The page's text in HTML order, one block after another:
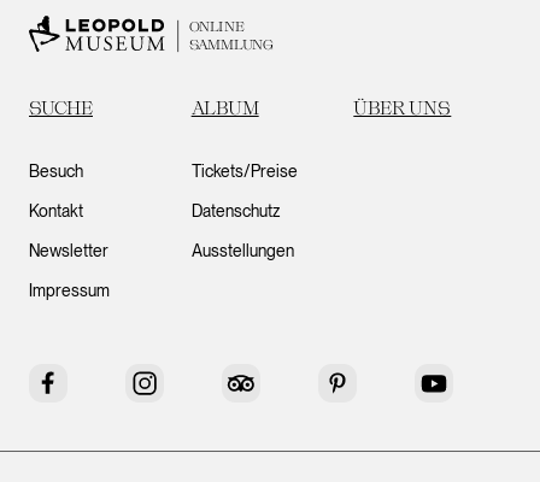
ONLINE
SAMMLUNG
SUCHE ALBUM ÜBER UNS
Besuch
Kontakt
Newsletter
Impressum
Tickets/Preise
Datenschutz
Ausstellungen
Facebook Instagram Tripadvisor Pinterest YouTube